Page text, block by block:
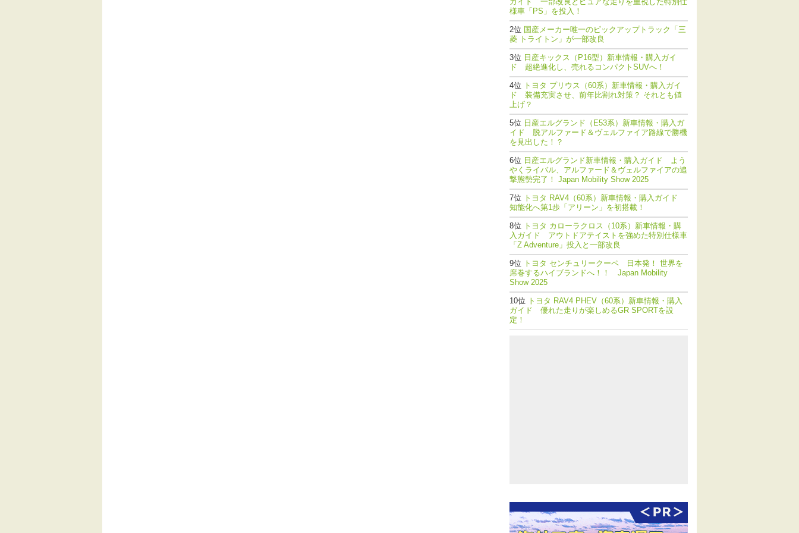
様車「PS」を投入！
国産メーカー唯一のピックアップトラック「三
菱 トライトン」が一部改良
日産キックス（P16型）新車情報・購入ガイ
ド 超絶進化し、売れるコンパクトSUVへ！
トヨタ プリウス（60系）新車情報・購入ガイ
ド 装備充実させ、前年比割れ対策？ それとも値
上げ？
日産エルグランド（E53系）新車情報・購入ガ
イド 脱アルファード＆ヴェルファイア路線で勝機
を見出した！？
日産エルグランド新車情報・購入ガイド よう
やくライバル、アルファード＆ヴェルファイアの追
撃態勢完了！ Japan Mobility Show 2025
トヨタ RAV4（60系）新車情報・購入ガイド
知能化へ第1歩「アリーン」を初搭載！
トヨタ カローラクロス（10系）新車情報・購
入ガイド アウトドアテイストを強めた特別仕様車
「Z Adventure」投入と一部改良
トヨタ センチュリークーペ 日本発！ 世界を
席巻するハイブランドへ！！ Japan Mobility
Show 2025
トヨタ RAV4 PHEV（60系）新車情報・購入
ガイド 優れた走りが楽しめるGR SPORTを設
定！